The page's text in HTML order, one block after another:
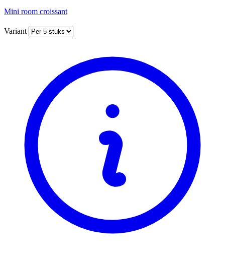
Mini room croissant
Variant